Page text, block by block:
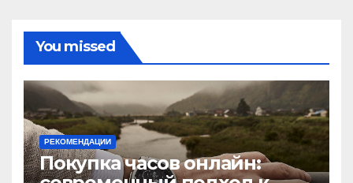
You missed
РЕКОМЕНДАЦИИ
Покупка часов онлайн: